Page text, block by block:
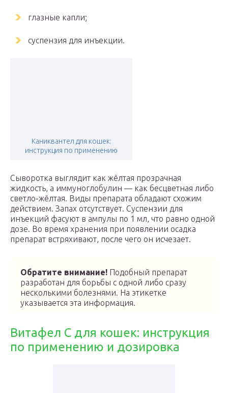
глазные капли;
суспензия для инъекции.
Каниквантел для кошек:
инструкция по применению
Сыворотка выглядит как жёлтая прозрачная
жидкость, а иммуноглобулин — как бесцветная либо
светло-жёлтая. Виды препарата обладают схожим
действием. Запах отсутствует. Суспензии для
инъекций фасуют в ампулы по 1 мл, что равно одной
дозе. Во время хранения при появлении осадка
препарат встряхивают, после чего он исчезает.
Обратите внимание! Подобный препарат
разработан для борьбы с одной либо сразу
несколькими болезнями. На этикетке
указывается эта информация.
Витафел С для кошек: инструкция
по применению и дозировка